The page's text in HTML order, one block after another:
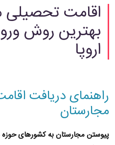
اقامت تحصیلی
بهترین روش
اروپا
راهنمای دریافت
مجارستان
پیوستنمجارستانبه کشورهای